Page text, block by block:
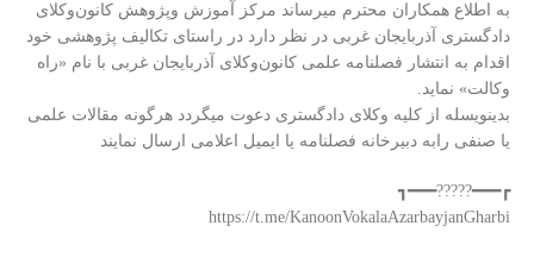
به اطلاع همکاران محترم میرساند مرکز آموزش و‌پژوهش کانون‌وکلای
دادگستری آذربایجان غربی در نظر دارد در راستای تکالیف پژوهشی خود
اقدام به انتشار فصلنامه علمی کانون‌وکلای آذربایجان غربی با نام «راه
وکالت» نماید.
بدینویسله از کلیه وکلای دادگستری دعوت میگردد هرگونه مقالات علمی
یا صنفی رابه دبیرخانه فصلنامه یا ایمیل اعلامی ارسال نمایند
┏━━━?????━━━┓